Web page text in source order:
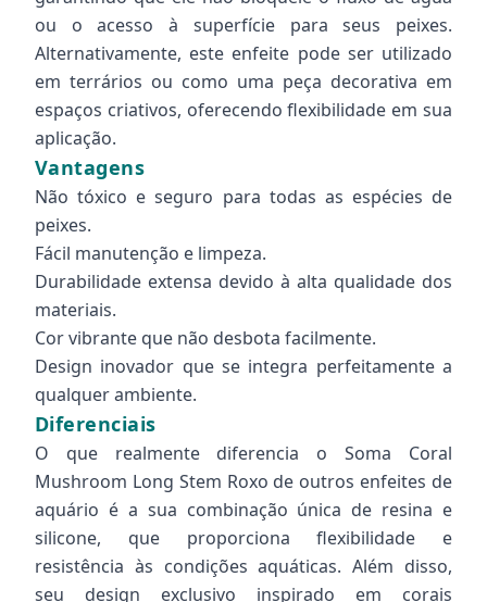
ou o acesso à superfície para seus peixes.
Alternativamente, este enfeite pode ser utilizado
em terrários ou como uma peça decorativa em
espaços criativos, oferecendo flexibilidade em sua
aplicação.
Vantagens
Não tóxico e seguro para todas as espécies de
peixes.
Fácil manutenção e limpeza.
Durabilidade extensa devido à alta qualidade dos
materiais.
Cor vibrante que não desbota facilmente.
Design inovador que se integra perfeitamente a
qualquer ambiente.
Diferenciais
O que realmente diferencia o Soma Coral
Mushroom Long Stem Roxo de outros enfeites de
aquário é a sua combinação única de resina e
silicone, que proporciona flexibilidade e
resistência às condições aquáticas. Além disso,
seu design exclusivo inspirado em corais